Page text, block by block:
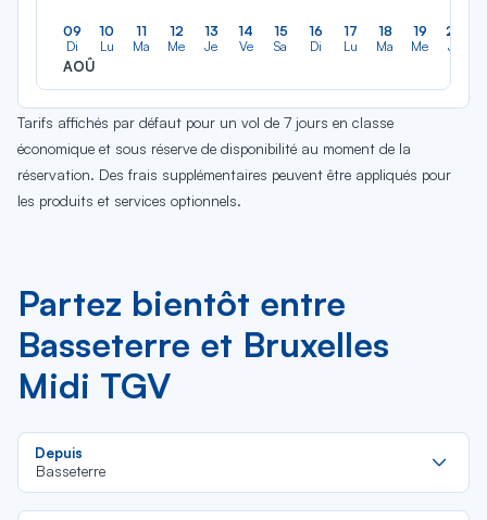
09
Di
AOÛ
10
Lu
11
Ma
12
Me
13
Je
14
Ve
15
Sa
16
Di
17
Lu
18
Ma
19
Me
20
Je
Tarifs affichés par défaut pour un vol de 7 jours en classe
économique et sous réserve de disponibilité au moment de la
réservation. Des frais supplémentaires peuvent être appliqués pour
les produits et services optionnels.
Partez bientôt entre
Basseterre et Bruxelles
Midi TGV
Depuis
Basseterre